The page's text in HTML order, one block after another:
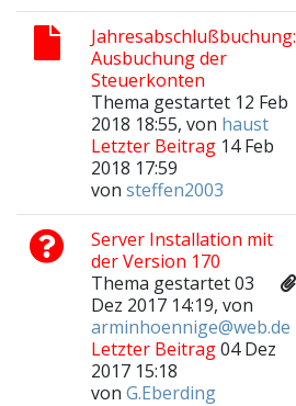
Jahresabschlußbuchung:
Ausbuchung der
Steuerkonten
Thema gestartet 12 Feb
2018 18:55, von haust
Letzter Beitrag 14 Feb
2018 17:59
von steffen2003
Server Installation mit
der Version 170
Thema gestartet 03
Dez 2017 14:19, von
arminhoennige@web.de
Letzter Beitrag04 Dez
2017 15:18
von G.Eberding